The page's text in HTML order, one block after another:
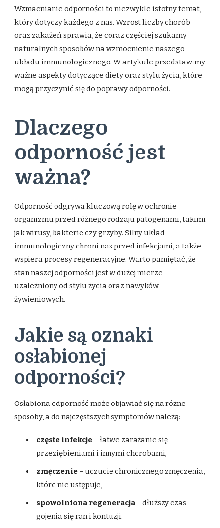
Wzmacnianie odporności to niezwykle istotny temat,
który dotyczy każdego z nas. Wzrost liczby chorób
oraz zakażeń sprawia, że coraz częściej szukamy
naturalnych sposobów na wzmocnienie naszego
układu immunologicznego. W artykule przedstawimy
ważne aspekty dotyczące diety oraz stylu życia, które
mogą przyczynić się do poprawy odporności.
Dlaczego
odporność jest
ważna?
Odporność odgrywa kluczową rolę w ochronie
organizmu przed różnego rodzaju patogenami, takimi
jak wirusy, bakterie czy grzyby. Silny układ
immunologiczny chroni nas przed infekcjami, a także
wspiera procesy regeneracyjne. Warto pamiętać, że
stan naszej odporności jest w dużej mierze
uzależniony od stylu życia oraz nawyków
żywieniowych.
Jakie są oznaki
osłabionej
odporności?
Osłabiona odporność może objawiać się na różne
sposoby, a do najczęstszych symptomów należą:
częste infekcje – łatwe zarażanie się
przeziębieniami i innymi chorobami,
zmęczenie – uczucie chronicznego zmęczenia,
które nie ustępuje,
spowolniona regeneracja – dłuższy czas
gojenia się ran i kontuzji.